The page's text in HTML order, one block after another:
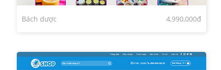
Bách dược 4,990,000đ